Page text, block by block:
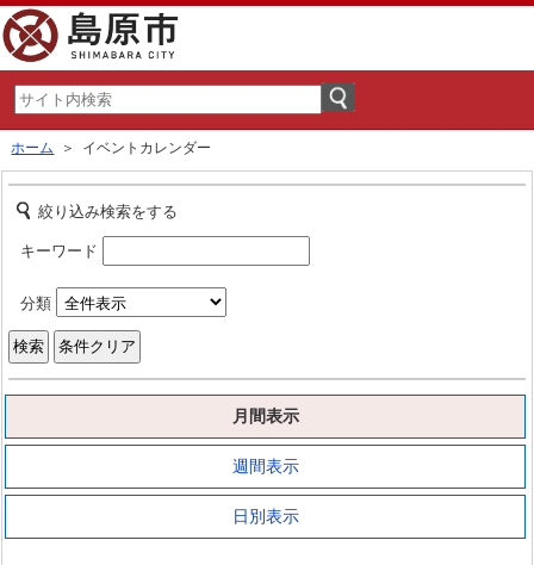
ホーム ＞ イベントカレンダー
絞り込み検索をする
キーワード
分類
月間表示
週間表示
日別表示